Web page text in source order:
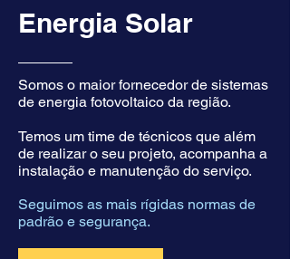
Energia Solar
Somos o maior fornecedor de sistemas
de energia fotovoltaico da região.
Temos um time de técnicos que além
de realizar o seu projeto, acompanha a
instalação e manutenção do serviço.
Seguimos as mais rígidas normas de
padrão e segurança.